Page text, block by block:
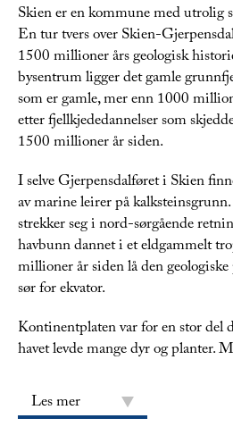
Skien er en kommune med utrolig
En tur tvers over Skien-
1500 millioner års geologisk
bysentrum ligger det gamle
som er gamle, mer enn 1000
etter fjellkjededannelser som
1500 millioner år siden.
I selve Gjerpensdalføret i Skien
av marine leirer på
strekker seg i nord-sørgående
havbunn dannet i et eldgammelt
millioner år siden lå den
sør for ekvator.
Kontinentplaten var for en stor del
havet levde mange dyr og planter.
Les mer